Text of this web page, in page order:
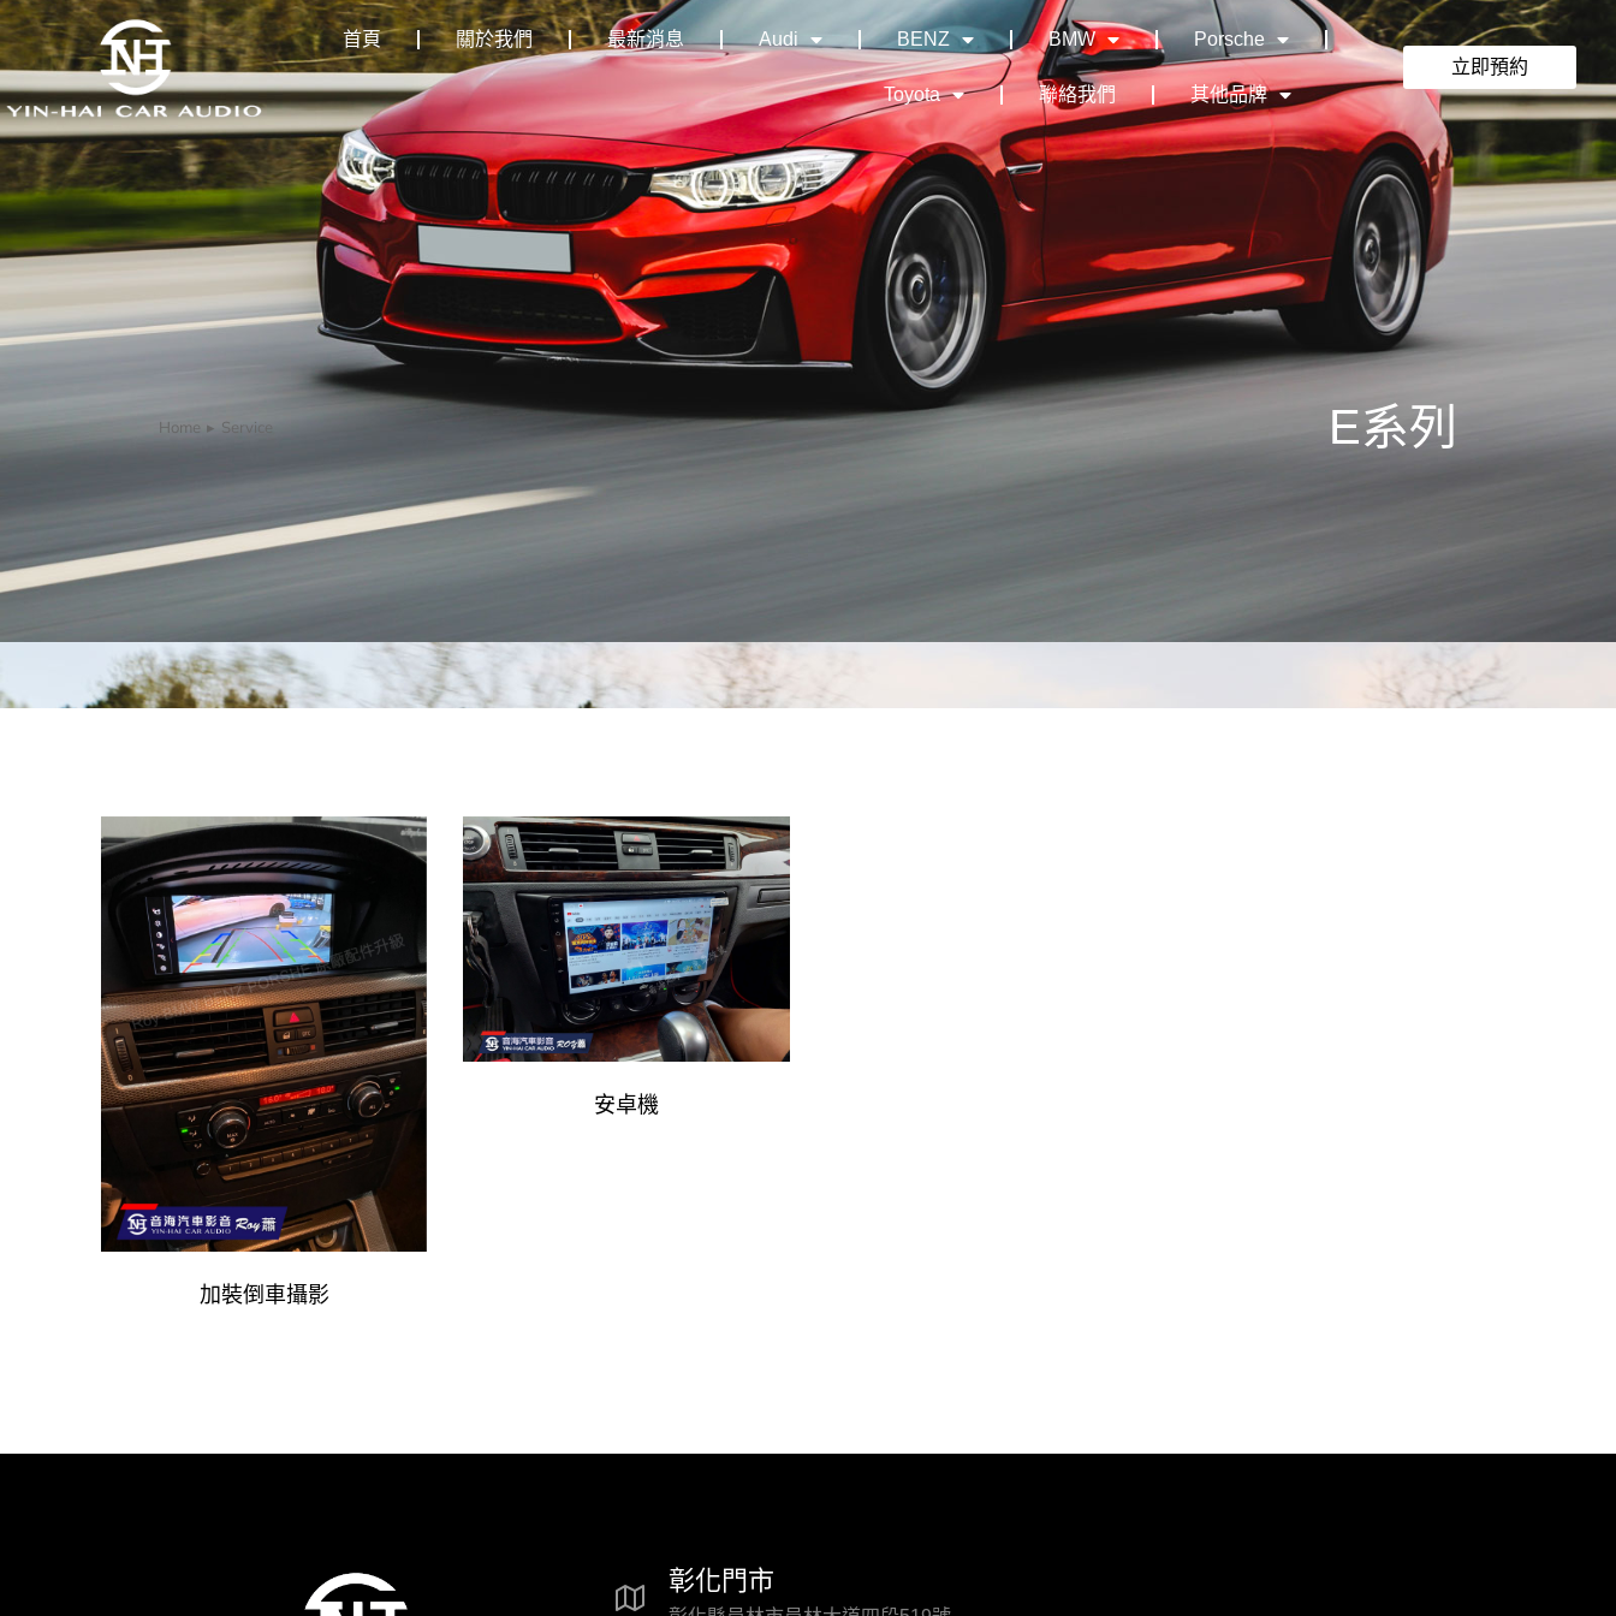
首頁 關於我們 最新消息 Audi BENZ BMW Porsche
Toyota 聯絡我們 其他品牌
立即預約
You are here:
Home Service E系列
加裝倒車攝影
安卓機
彰化門市